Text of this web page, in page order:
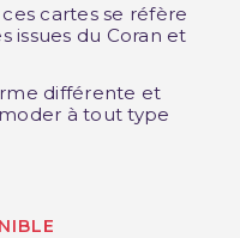
cartes se réfère
issues du Coran et
différente et
à tout type